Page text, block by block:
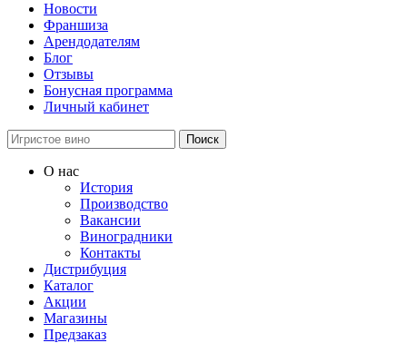
Новости
Франшиза
Арендодателям
Блог
Отзывы
Бонусная программа
Личный кабинет
Поиск
О нас
История
Производство
Вакансии
Виноградники
Контакты
Дистрибуция
Каталог
Акции
Магазины
Предзаказ